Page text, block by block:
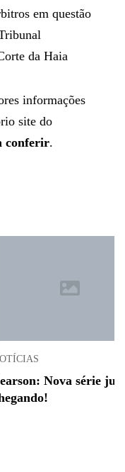
em questão
da Haia
informações
site do
conferir.
Nova série